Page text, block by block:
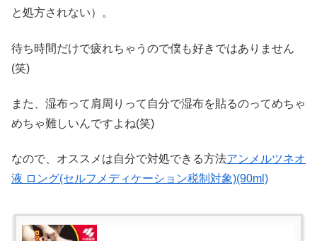
と処方されない）。
待ち時間だけで疲れちゃうので僕も好きではありません
(笑)
また、湿布って肩周りって自分で湿布を貼るのってめちゃ
めちゃ難しいんですよね(笑)
なので、オススメは自分で対処できる方法アンメルツネオ
液 ロング(セルフメディケーション税制対象)(90ml)